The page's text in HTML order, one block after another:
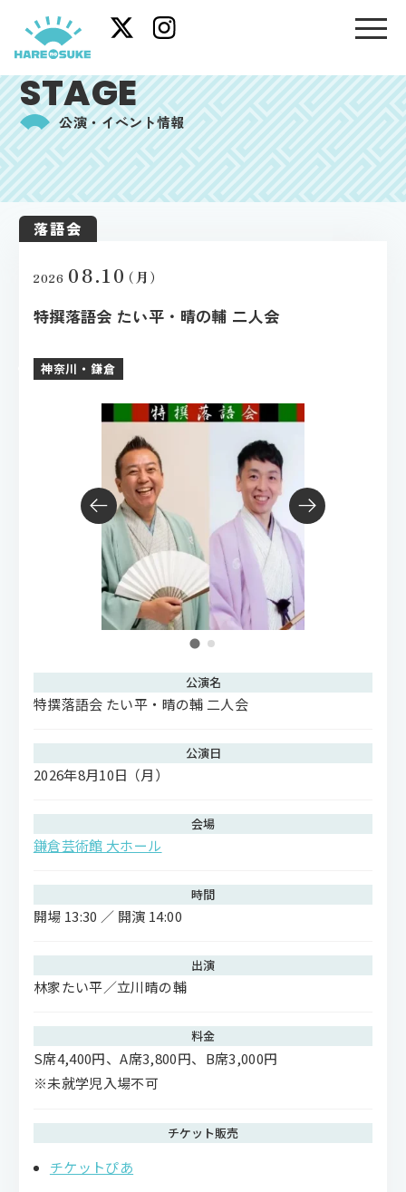
STAGE
公演・イベント情報
落語会
2026 08.10（月）
特撰落語会 たい平・晴の輔 二人会
神奈川・鎌倉
公演名
特撰落語会 たい平・晴の輔 二人会
公演日
2026年8月10日 （月）
会場
鎌倉芸術館 大ホール
時間
開場 13:30 ／ 開演 14:00
出演
林家たい平／立川晴の輔
料金
S席4,400円、A席3,800円、B席3,000円
※未就学児入場不可
チケット販売
チケットぴあ